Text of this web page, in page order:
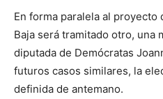
En forma paralela al proyecto
Baja será tramitado otro, una
diputada de Demócratas
futuros casos similares, la
definida de antemano.